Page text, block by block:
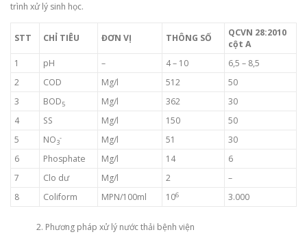
trình xử lý sinh học.
STT CHỈ TIÊU ĐƠN VỊ THÔNG SỐ
QCVN 28:2010
cột A
1
pH – 4 – 10
6,5 – 8,5
2
COD Mg/l 512
50
3
BOD5 Mg/l 362
30
4
SS Mg/l 150
50
5
NO3
­- Mg/l 51
30
6
Phosphate Mg/l 14
6
7
Clo dư Mg/l 2
–
8
Coliform MPN/100ml 106 3.000
Phương pháp xử lý nước thải bệnh viện